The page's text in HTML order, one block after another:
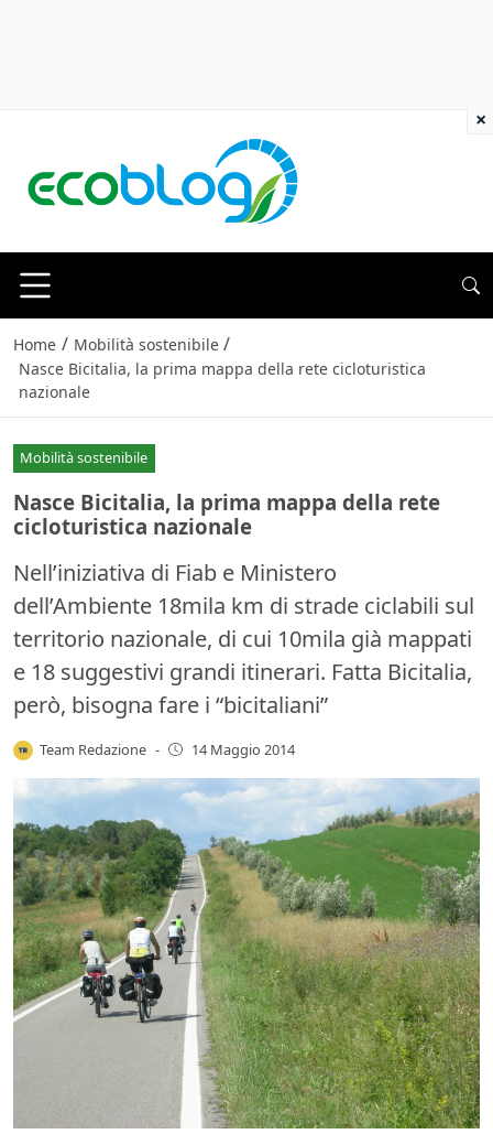
Home / Mobilità sostenibile /
Nasce Bicitalia, la prima mappa della rete cicloturistica
nazionale
Mobilità sostenibile
Nasce Bicitalia, la prima mappa della rete
cicloturistica nazionale
Nell’iniziativa di Fiab e Ministero
dell’Ambiente 18mila km di strade ciclabili sul
territorio nazionale, di cui 10mila già mappati
e 18 suggestivi grandi itinerari. Fatta Bicitalia,
però, bisogna fare i “bicitaliani”
Team Redazione - 14 Maggio 2014
×